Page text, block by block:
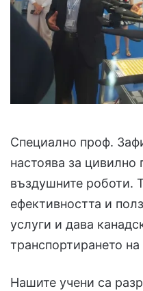
Специално проф.
настоява за
въздушните роботи.
ефективността и
услуги и дава
транспортирането
Нашите учени са